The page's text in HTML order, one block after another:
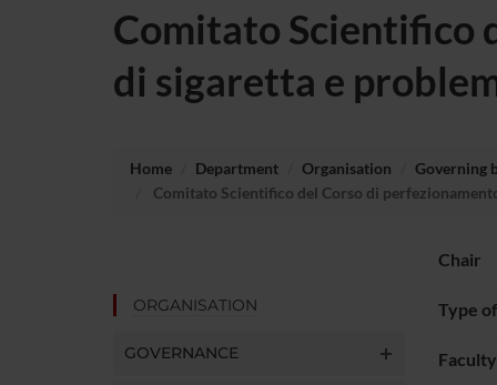
Comitato Scientifico
di sigaretta e
Home Department Organisation
Governing
Comitato Scientifico del Corso di
ORGANISATION
GOVERNANCE
Chair
Type
Faculty